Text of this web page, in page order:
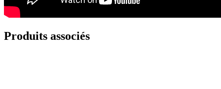
Produits associés